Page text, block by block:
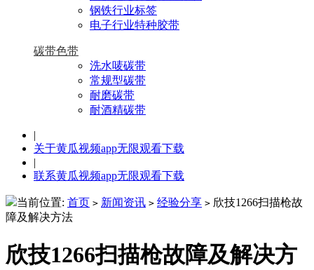
钢铁行业标签
电子行业特种胶带
碳带色带
洗水唛碳带
常规型碳带
耐磨碳带
耐酒精碳带
|
关于黄瓜视频app无限观看下载
|
联系黄瓜视频app无限观看下载
当前位置: 首页 > 新闻资讯 > 经验分享 > 欣技1266扫描枪故
障及解决方法
欣技1266扫描枪故障及解决方